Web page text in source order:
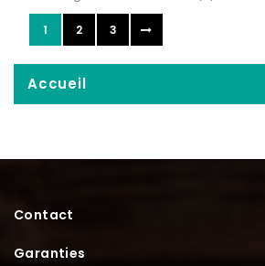
1 2 3
Accueil
Contact
Garanties